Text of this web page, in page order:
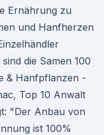
Ernährung zu
und Hanfherzen
die Samen 100
& Hanfpflanzen -
Top 10 Anwalt
"Der Anbau von
ist 100%